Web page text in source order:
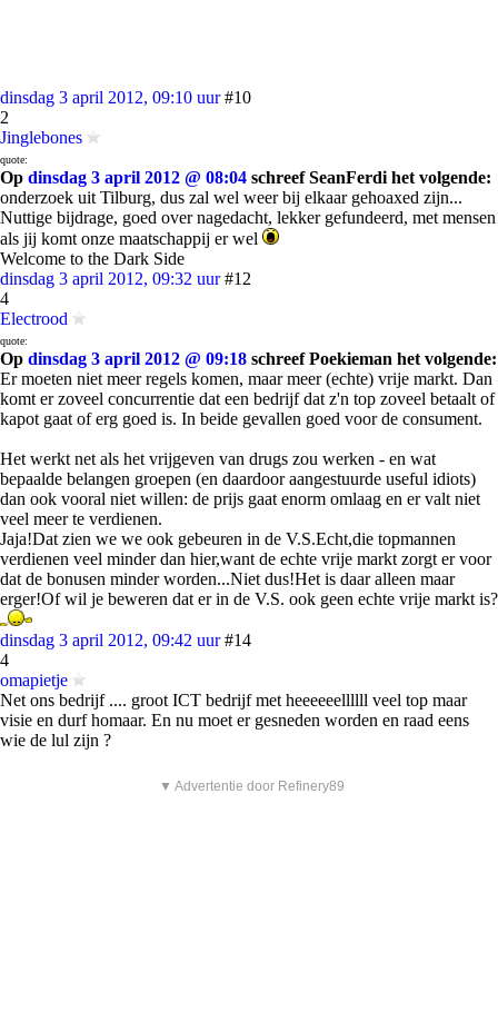
dinsdag 3 april 2012, 09:10 uur #10
2
Jinglebones
quote:
Op dinsdag 3 april 2012 @ 08:04 schreef SeanFerdi het volgende:
onderzoek uit Tilburg, dus zal wel weer bij elkaar gehoaxed zijn...
Nuttige bijdrage, goed over nagedacht, lekker gefundeerd, met mensen
als jij komt onze maatschappij er wel
Welcome to the Dark Side
dinsdag 3 april 2012, 09:32 uur #12
4
Electrood
quote:
Op dinsdag 3 april 2012 @ 09:18 schreef Poekieman het volgende:
Er moeten niet meer regels komen, maar meer (echte) vrije markt. Dan
komt er zoveel concurrentie dat een bedrijf dat z'n top zoveel betaalt of
kapot gaat of erg goed is. In beide gevallen goed voor de consument.
Het werkt net als het vrijgeven van drugs zou werken - en wat
bepaalde belangen groepen (en daardoor aangestuurde useful idiots)
dan ook vooral niet willen: de prijs gaat enorm omlaag en er valt niet
veel meer te verdienen.
Jaja!Dat zien we we ook gebeuren in de V.S.Echt,die topmannen
verdienen veel minder dan hier,want de echte vrije markt zorgt er voor
dat de bonusen minder worden...Niet dus!Het is daar alleen maar
erger!Of wil je beweren dat er in de V.S. ook geen echte vrije markt is?
dinsdag 3 april 2012, 09:42 uur #14
4
omapietje
Net ons bedrijf .... groot ICT bedrijf met heeeeeellllll veel top maar
visie en durf homaar. En nu moet er gesneden worden en raad eens
wie de lul zijn ?
▼ Advertentie door Refinery89